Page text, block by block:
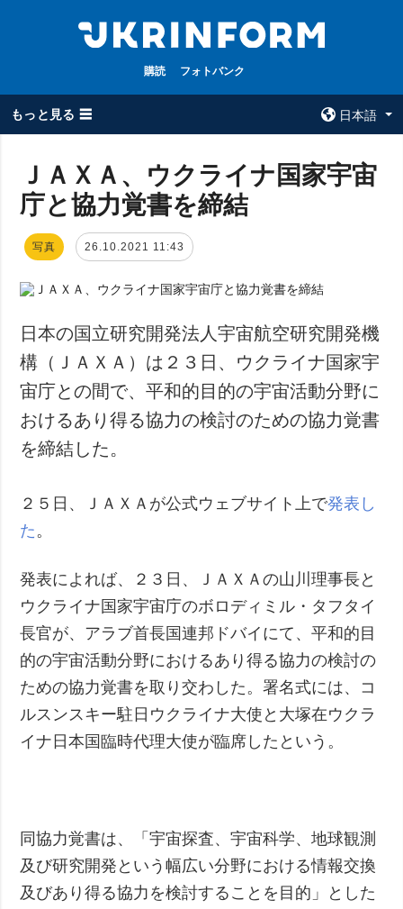
購読 フォトバンク
もっと見る ☰
日本語
全てのトピック
被占領地
政治
防衛
社会・文化
スポーツ
犯罪
事故・緊急事態
ウクルインフォ
ルム
コンタクト
追加
写真
動画
サービス
ＪＡＸＡ、ウクライナ国家宇宙
庁と協力覚書を締結
写真 26.10.2021 11:43
日本の国立研究開発法人宇宙航空研究開発機
構（ＪＡＸＡ）は２３日、ウクライナ国家宇
宙庁との間で、平和的目的の宇宙活動分野に
おけるあり得る協力の検討のための協力覚書
を締結した。
２５日、ＪＡＸＡが公式ウェブサイト上で発表し
た 。
発表によれば、２３日、ＪＡＸＡの山川理事長と
ウクライナ国家宇宙庁のボロディミル・タフタイ
長官が、アラブ首長国連邦ドバイにて、平和的目
的の宇宙活動分野におけるあり得る協力の検討の
ための協力覚書を取り交わした。署名式には、コ
ルスンスキー駐日ウクライナ大使と大塚在ウクラ
イナ日本国臨時代理大使が臨席したという。
同協力覚書は、「宇宙探査、宇宙科学、地球観測
及び研究開発という幅広い分野における情報交換
及びあり得る協力を検討することを目的」とした